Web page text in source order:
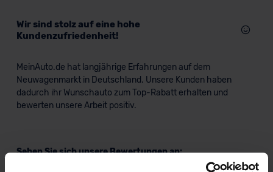
Wir sind stolz auf eine hohe
Kundenzufriedenheit!
MeinAuto.de hat langjährige Erfahrungen auf dem
Neuwagenmarkt in Deutschland. Unsere Kunden haben
dadurch ihr Wunschauto zum Top-Rabatt erhalten und
bewerten unsere Arbeit positiv.
Sehen Sie sich unsere Bewertungen an: